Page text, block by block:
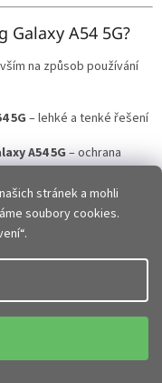
stránek a mohli
soubory cookies.
Galaxy A54 5G?
na způsob používání
5G – lehké a tenké řešení
A54 5G– ochrana
ochrana při pádech
ruky a dobře tlumí
do práce i na běžné
jen na tom, zda
nebo elegantní